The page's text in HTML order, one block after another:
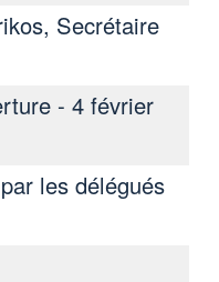
Secrétaire
- 4 février
les délégués